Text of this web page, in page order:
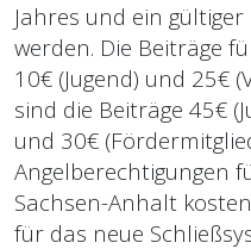
Jahres und ein
werden. Die Beiträge
10€ (Jugend) und 25€
sind die Beiträge 45€
und 30€
Angelberechtigungen
Sachsen-Anhalt
für das neue